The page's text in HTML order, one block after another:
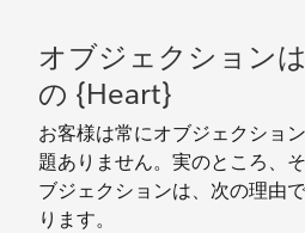
オブジェクション
の {Heart}
お客様は常にオブジェクショ
題ありません。実のところ、
ブジェクションは、次の理由
ります。